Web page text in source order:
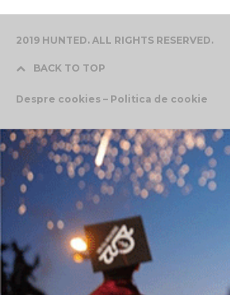
2019 HUNTED. ALL RIGHTS RESERVED.
BACK TO TOP
Despre cookies – Politica de cookie